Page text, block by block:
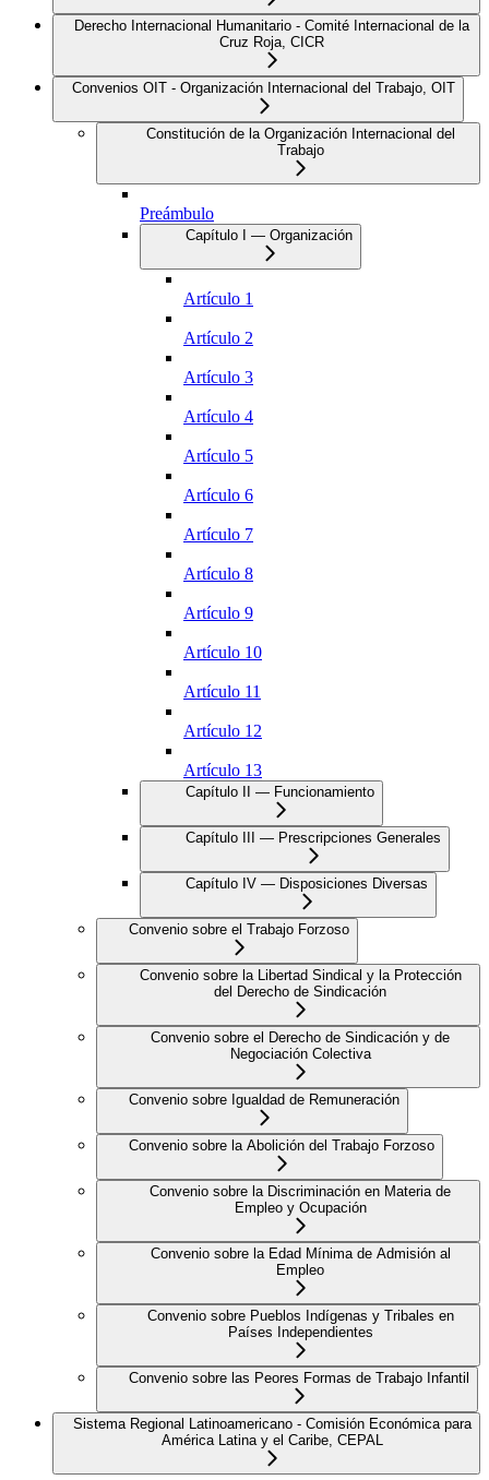
Derecho Internacional Humanitario - Comité Internacional de la
Cruz Roja, CICR
Convenios OIT - Organización Internacional del Trabajo, OIT
Constitución de la Organización Internacional del
Trabajo
Preámbulo
Capítulo I — Organización
Artículo 1
Artículo 2
Artículo 3
Artículo 4
Artículo 5
Artículo 6
Artículo 7
Artículo 8
Artículo 9
Artículo 10
Artículo 11
Artículo 12
Artículo 13
Capítulo II — Funcionamiento
Capítulo III — Prescripciones Generales
Capítulo IV — Disposiciones Diversas
Convenio sobre el Trabajo Forzoso
Convenio sobre la Libertad Sindical y la Protección
del Derecho de Sindicación
Convenio sobre el Derecho de Sindicación y de
Negociación Colectiva
Convenio sobre Igualdad de Remuneración
Convenio sobre la Abolición del Trabajo Forzoso
Convenio sobre la Discriminación en Materia de
Empleo y Ocupación
Convenio sobre la Edad Mínima de Admisión al
Empleo
Convenio sobre Pueblos Indígenas y Tribales en
Países Independientes
Convenio sobre las Peores Formas de Trabajo Infantil
Sistema Regional Latinoamericano - Comisión Económica para
América Latina y el Caribe, CEPAL